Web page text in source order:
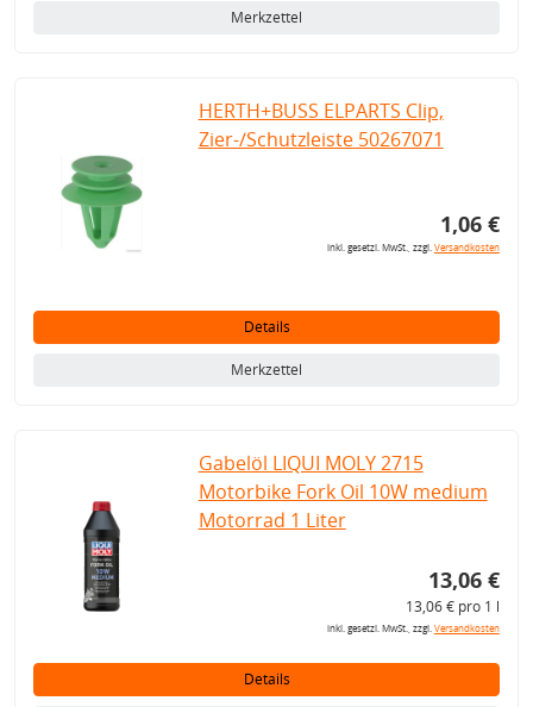
Merkzettel
HERTH+BUSS ELPARTS Clip,
Zier-/Schutzleiste 50267071
1,06 €
inkl. gesetzl. MwSt., zzgl.Versandkosten
Details
Merkzettel
Gabelöl LIQUI MOLY 2715
Motorbike Fork Oil 10W medium
Motorrad 1 Liter
13,06 €
13,06 € pro 1 l
inkl. gesetzl. MwSt., zzgl.Versandkosten
Details